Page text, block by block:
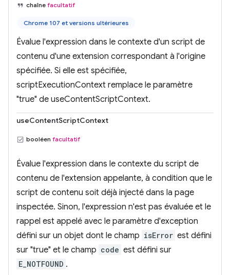
chaîne facultatif
Chrome 107 et versions ultérieures
Évalue l'expression dans le contexte d'un script de
contenu d'une extension correspondant à l'origine
spécifiée. Si elle est spécifiée,
scriptExecutionContext remplace le paramètre
"true" de useContentScriptContext.
useContentScriptContext
booléen facultatif
Évalue l'expression dans le contexte du script de
contenu de l'extension appelante, à condition que le
script de contenu soit déjà injecté dans la page
inspectée. Sinon, l'expression n'est pas évaluée et le
rappel est appelé avec le paramètre d'exception
défini sur un objet dont le champ isError est défini
sur "true" et le champ code est défini sur
E_NOTFOUND .